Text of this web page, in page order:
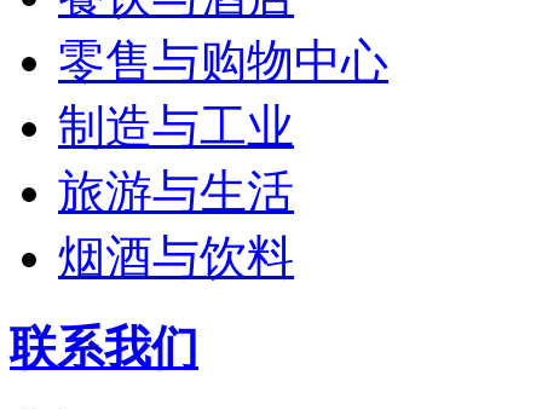
零售与购物中心
制造与工业
旅游与生活
烟酒与饮料
联系我们